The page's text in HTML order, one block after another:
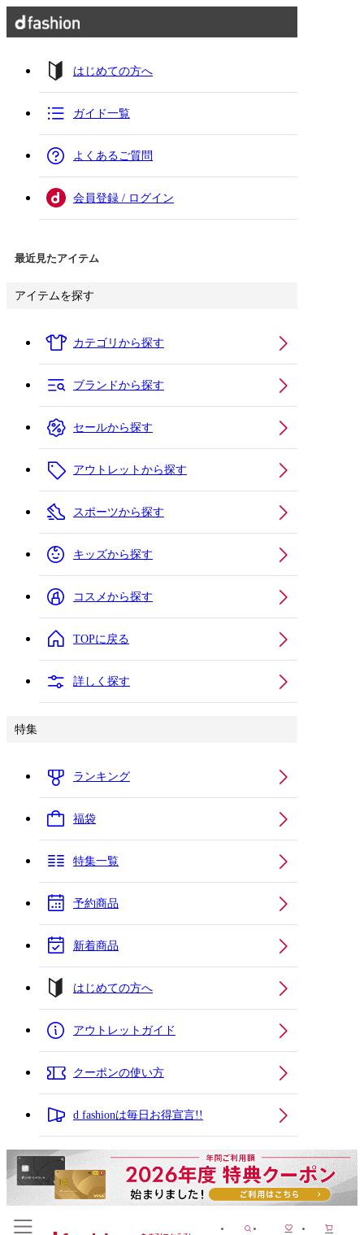
はじめての方へ
ガイド一覧
よくあるご質問
会員登録 / ログイン
最近見たアイテム
アイテムを探す
カテゴリから探す
ブランドから探す
セールから探す
アウトレットから探す
スポーツから探す
キッズから探す
コスメから探す
TOPに戻る
詳しく探す
特集
ランキング
福袋
特集一覧
予約商品
新着商品
はじめての方へ
アウトレットガイド
クーポンの使い方
d fashionは毎日お得宣言!!